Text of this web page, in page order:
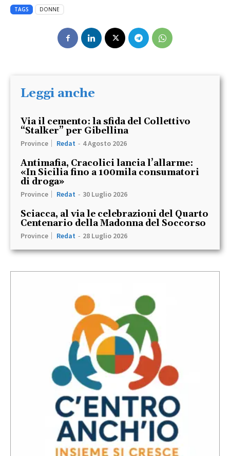
TAGS DONNE
Leggi anche
Via il cemento: la sfida del Collettivo
“Stalker” per Gibellina
Province Redat - 4 Agosto 2026
Antimafia, Cracolici lancia l’allarme:
«In Sicilia fino a 100mila consumatori
di droga»
Province Redat - 30 Luglio 2026
Sciacca, al via le celebrazioni del Quarto
Centenario della Madonna del Soccorso
Province Redat - 28 Luglio 2026